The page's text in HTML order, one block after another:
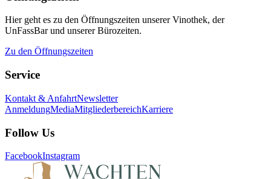
Hier geht es zu den Öffnungszeiten unserer Vinothek, der
UnFassBar und unserer Bürozeiten.
Zu den Öffnungszeiten
Service
Kontakt & AnfahrtNewsletter
AnmeldungMediaMitgliederbereichKarriere
Follow Us
FacebookInstagram